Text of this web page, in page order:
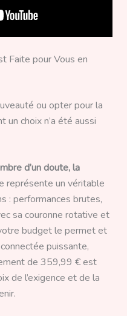
Faite pour Vous en
ou opter pour la
choix n’a été aussi
d’un doute, la
représente un véritable
: performances brutes,
sa couronne rotative et
budget le permet et
puissante,
de 359,99 € est
de l’exigence et de la